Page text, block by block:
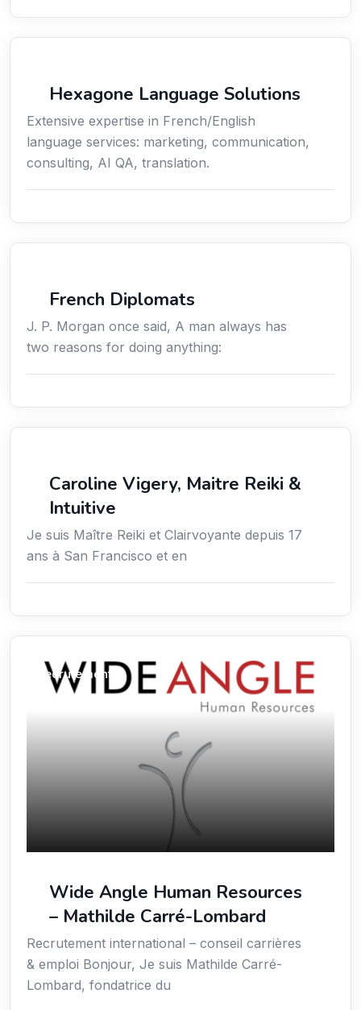
Hexagone Language Solutions
Extensive expertise in French/English
language services: marketing, communication,
consulting, AI QA, translation.
French Diplomats
J. P. Morgan once said, A man always has
two reasons for doing anything:
Caroline Vigery, Maitre Reiki &
Intuitive
Je suis Maître Reiki et Clairvoyante depuis 17
ans à San Francisco et en
Recrutement
Wide Angle Human Resources
– Mathilde Carré-Lombard
Recrutement international – conseil carrières
& emploi Bonjour, Je suis Mathilde Carré-
Lombard, fondatrice du